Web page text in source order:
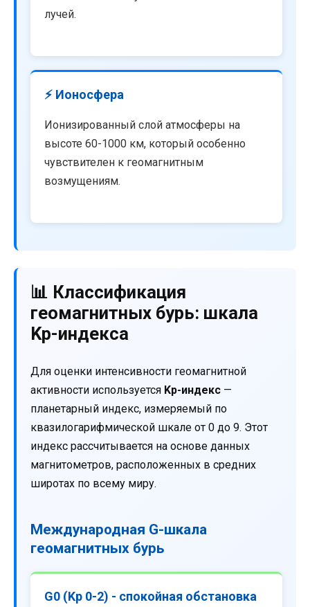
лучей.
⚡ Ионосфера
Ионизированный слой атмосферы на
высоте 60-1000 км, который особенно
чувствителен к геомагнитным
возмущениям.
📊 Классификация
геомагнитных бурь: шкала
Kp-индекса
Для оценки интенсивности геомагнитной
активности используется Kp-индекс —
планетарный индекс, измеряемый по
квазилогарифмической шкале от 0 до 9. Этот
индекс рассчитывается на основе данных
магнитометров, расположенных в средних
широтах по всему миру.
Международная G-шкала
геомагнитных бурь
G0 (Kp 0-2) - спокойная обстановка